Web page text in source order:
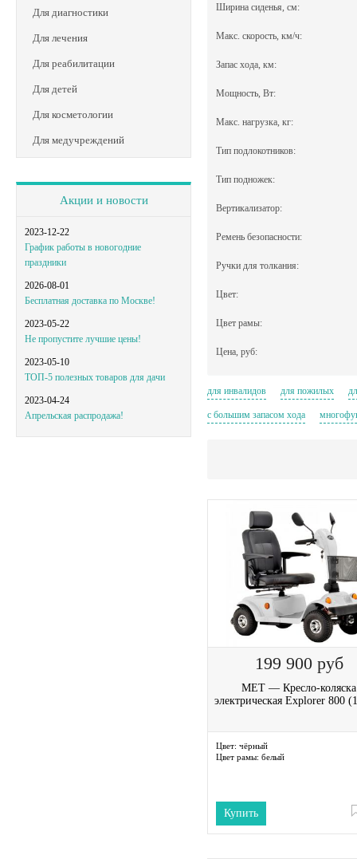
Для диагностики
Для лечения
Для реабилитации
Для детей
Для косметологии
Для медучреждений
Акции и новости
2023-12-22
График работы в новогодние
праздники
2026-08-01
Бесплатная доставка по Москве!
2023-05-22
Не пропустите лучшие цены!
2023-05-10
ТОП-5 полезных товаров для дачи
2023-04-24
Апрельская распродажа!
Ширина сиденья, см:
Макс. скорость, км/ч:
Запас хода, км:
Мощность, Вт:
Макс. нагрузка, кг:
Тип подлокотников:
Тип подножек:
Вертикализатор:
Ремень безопасности:
Ручки для толкания:
Цвет:
Цвет рамы:
Цена, руб:
для инвалидов для пожилых
с большим запасом хода
199 900 руб
MET — Кресло-коляска
электрическая Explorer 800
Цвет: чёрный
Цвет рамы: белый
Купить